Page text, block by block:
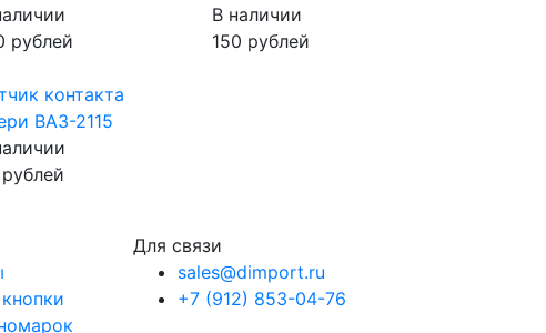
рублей
В наличии
150 рублей
контакта
ВАЗ-2115
Для связи
sales@dimport.ru
+7 (912) 853-04-76